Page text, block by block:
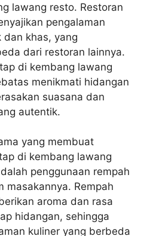
lawang resto. Restoran
pengalaman
dan khas, yang
dari restoran lainnya.
di kembang lawang
menikmati hidangan
suasana dan
autentik.
yang membuat
di kembang lawang
penggunaan rempah
masakannya. Rempah
aroma dan rasa
hidangan, sehingga
kuliner yang berbeda